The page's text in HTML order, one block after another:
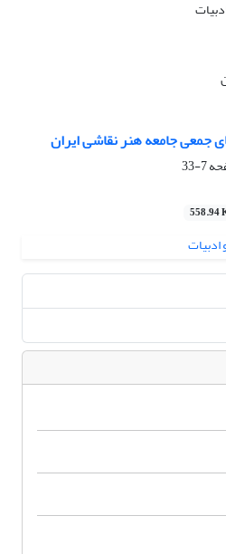
جمعی جامعه هنر نقاشی ایران
7-33
558.94